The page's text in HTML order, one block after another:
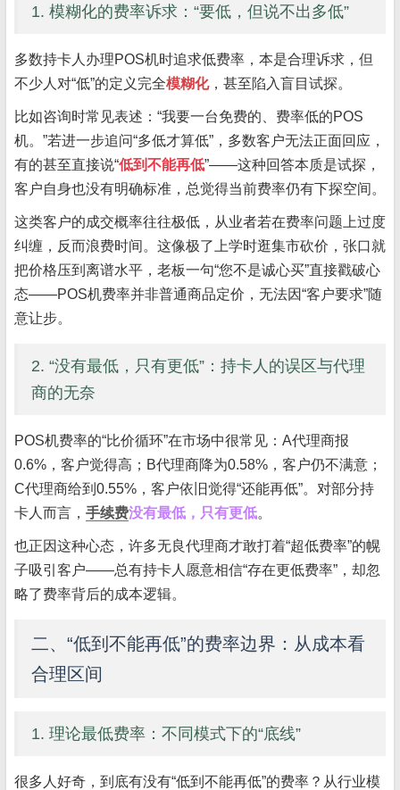
1. 模糊化的费率诉求：“要低，但说不出多低”
多数持卡人办理POS机时追求低费率，本是合理诉求，但
不少人对“低”的定义完全模糊化，甚至陷入盲目试探。
比如咨询时常见表述：“我要一台免费的、费率低的POS
机。”若进一步追问“多低才算低”，多数客户无法正面回应，
有的甚至直接说“低到不能再低”——这种回答本质是试探，
客户自身也没有明确标准，总觉得当前费率仍有下探空间。
这类客户的成交概率往往极低，从业者若在费率问题上过度
纠缠，反而浪费时间。这像极了上学时逛集市砍价，张口就
把价格压到离谱水平，老板一句“您不是诚心买”直接戳破心
态——POS机费率并非普通商品定价，无法因“客户要求”随
意让步。
2. “没有最低，只有更低”：持卡人的误区与代理
商的无奈
POS机费率的“比价循环”在市场中很常见：A代理商报
0.6%，客户觉得高；B代理商降为0.58%，客户仍不满意；
C代理商给到0.55%，客户依旧觉得“还能再低”。对部分持
卡人而言， 手续费没有最低，只有更低。
也正因这种心态，许多无良代理商才敢打着“超低费率”的幌
子吸引客户——总有持卡人愿意相信“存在更低费率”，却忽
略了费率背后的成本逻辑。
二、“低到不能再低”的费率边界：从成本看
合理区间
1. 理论最低费率：不同模式下的“底线”
很多人好奇，到底有没有“低到不能再低”的费率？从行业模